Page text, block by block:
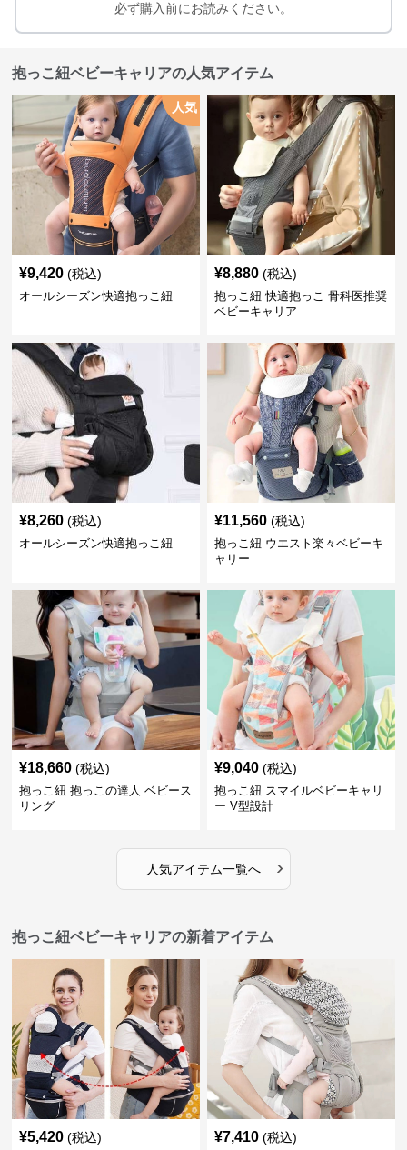
必ず購入前にお読みください。
抱っこ紐ベビーキャリアの人気アイテム
人気
¥9,420 (税込)
オールシーズン快適抱っこ紐
¥8,880 (税込)
抱っこ紐 快適抱っこ 骨科医推奨
ベビーキャリア
¥8,260 (税込)
オールシーズン快適抱っこ紐
¥11,560 (税込)
抱っこ紐 ウエスト楽々ベビーキ
ャリー
¥18,660 (税込)
抱っこ紐 抱っこの達人 ベビース
リング
¥9,040 (税込)
抱っこ紐 スマイルベビーキャリ
ー V型設計
人気アイテム一覧へ ›
抱っこ紐ベビーキャリアの新着アイテム
¥5,420 (税込) ¥7,410 (税込)